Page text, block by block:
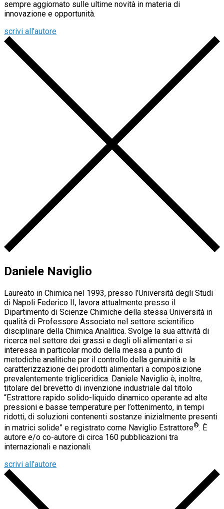
sempre aggiornato sulle ultime novità in materia di
innovazione e opportunità.
scrivi all'autore
Daniele Naviglio
Laureato in Chimica nel 1993, presso l’Università degli Studi
di Napoli Federico II, lavora attualmente presso il
Dipartimento di Scienze Chimiche della stessa Università in
qualità di Professore Associato nel settore scientifico
disciplinare della Chimica Analitica. Svolge la sua attività di
ricerca nel settore dei grassi e degli oli alimentari e si
interessa in particolar modo della messa a punto di
metodiche analitiche per il controllo della genuinità e la
caratterizzazione dei prodotti alimentari a composizione
prevalentemente trigliceridica. Daniele Naviglio è, inoltre,
titolare del brevetto di invenzione industriale dal titolo
“Estrattore rapido solido-liquido dinamico operante ad alte
pressioni e basse temperature per l’ottenimento, in tempi
ridotti, di soluzioni contenenti sostanze inizialmente presenti
in matrici solide” e registrato come Naviglio Estrattore®. È
autore e/o co-autore di circa 160 pubblicazioni tra
internazionali e nazionali.
scrivi all'autore